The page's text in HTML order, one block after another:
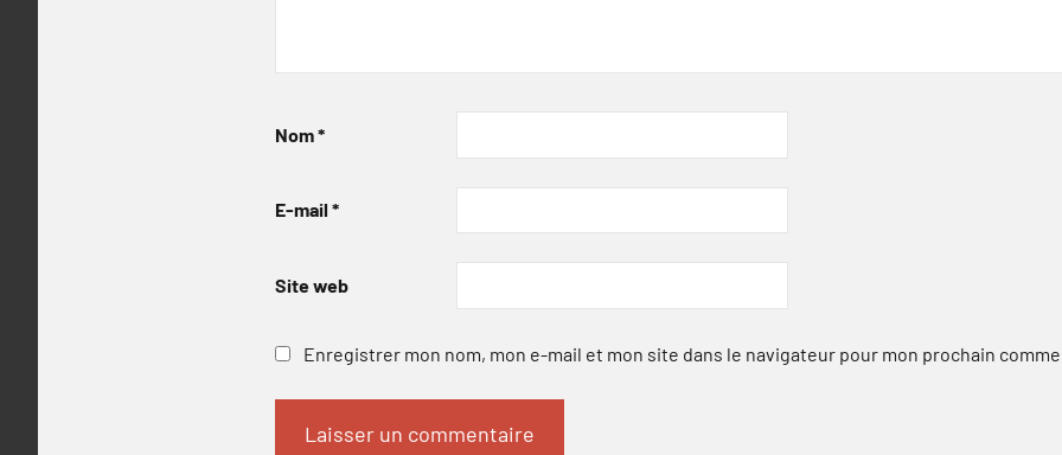
Nom*
E-mail *
Site web
Enregistrer mon nom, mon e-mail et mon site dans le navigateur pour mon prochain